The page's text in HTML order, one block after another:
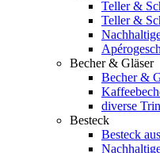
Teller &
Teller &
Becher & Gläser
Becher &
diverse
Besteck
Besteck